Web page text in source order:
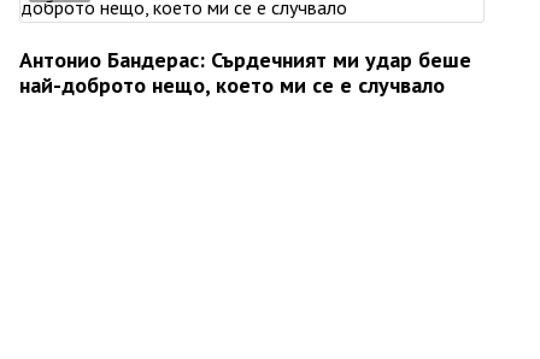
Антонио Бандерас: Сърдечният ми удар беше
най-доброто нещо, което ми се е случвало